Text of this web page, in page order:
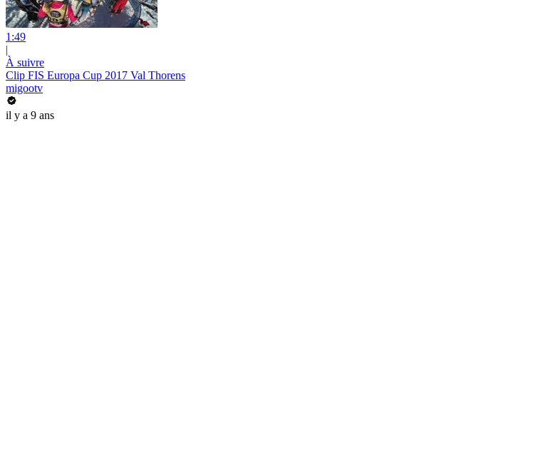
1:49
|
À suivre
Clip FIS Europa Cup 2017 Val Thorens
migootv
il y a 9 ans